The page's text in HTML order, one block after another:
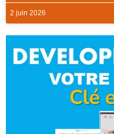
2 juin 2026